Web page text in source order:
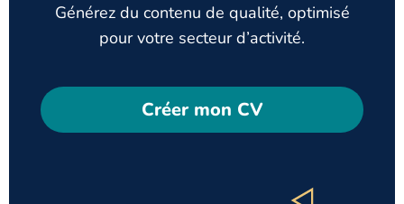
Générez du contenu de qualité, optimisé
pour votre secteur d’activité.
Créer mon CV